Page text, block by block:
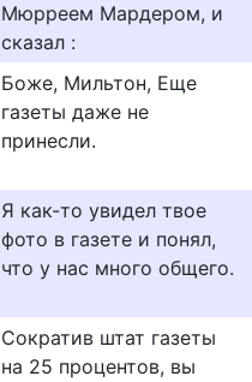
Мюрреем Мардером, и
сказал :
Боже, Мильтон, Еще
газеты даже не
принесли.
Я как-то увидел твое
фото в газете и понял,
что у нас много общего.
Сократив штат газеты
на 25 процентов, вы